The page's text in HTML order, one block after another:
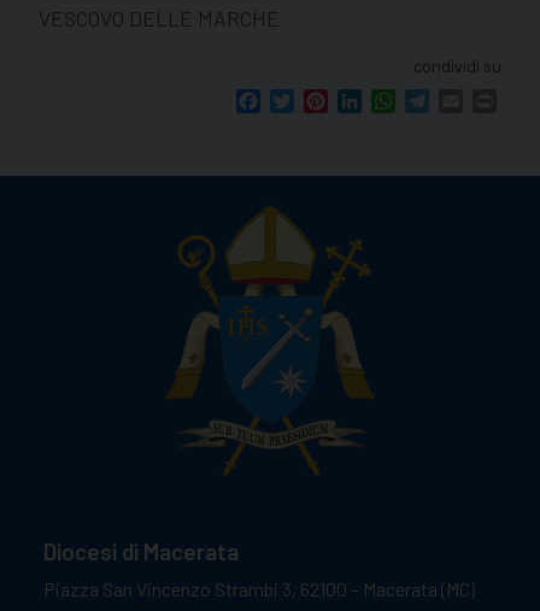
VESCOVO DELLE MARCHE
condividi su
FacebookTwitterPinterestLinkedInWhatsApp
Diocesi di Macerata
Piazza San Vincenzo Strambi 3, 62100 – Macerata (MC)